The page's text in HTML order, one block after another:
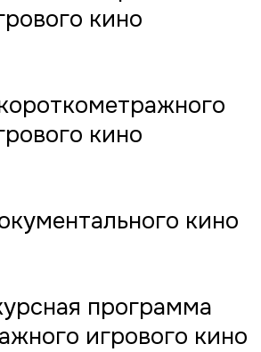
кино
кино
кино
программа
игрового кино